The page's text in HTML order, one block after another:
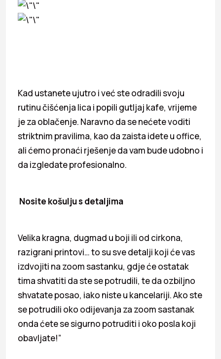
Kad ustanete ujutro i već ste odradili svoju
rutinu čišćenja lica i popili gutljaj kafe, vrijeme
je za oblačenje. Naravno da se nećete voditi
striktnim pravilima, kao da zaista idete u office,
ali ćemo pronaći rješenje da vam bude udobno i
da izgledate profesionalno.
Nosite košulju s detaljima
Velika kragna, dugmad u boji ili od cirkona,
razigrani printovi… to su sve detalji koji će vas
izdvojiti na zoom sastanku, gdje će ostatak
tima shvatiti da ste se potrudili, te da ozbiljno
shvatate posao, iako niste u kancelariji. Ako ste
se potrudili oko odijevanja za zoom sastanak
onda ćete se sigurno potruditi i oko posla koji
obavljate!”